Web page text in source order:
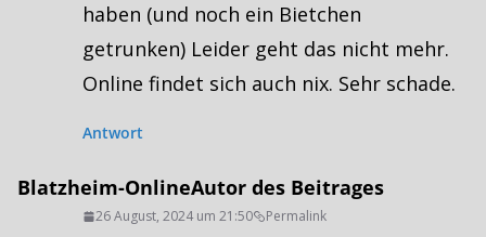
haben (und noch ein Bietchen
getrunken) Leider geht das nicht mehr.
Online findet sich auch nix. Sehr schade.
Antwort
Blatzheim-OnlineAutor des Beitrages
26 August, 2024 um 21:50 Permalink